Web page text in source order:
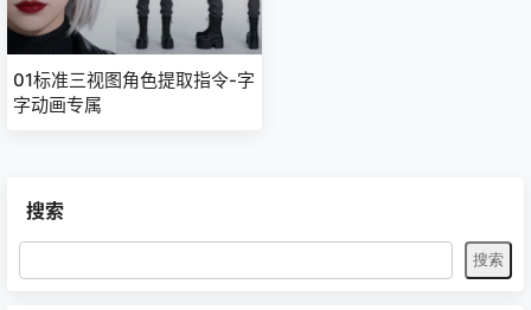
01标准三视图角色提取指令-字
字动画专属
搜索